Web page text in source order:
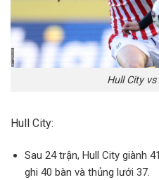
Hull City
Hull City:
Sau 24 trận, Hull City giành
ghi 40 bàn và thủng lưới 37.